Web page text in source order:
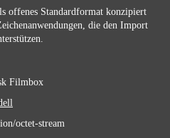
offenes Standardformat konzipiert
die den Import
Filmbox
octet-stream